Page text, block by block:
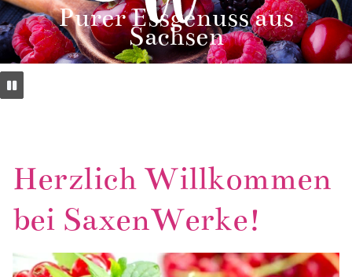
Purer Essgenuss aus
Sachsen
Herzlich Willkommen
bei SaxenWerke!